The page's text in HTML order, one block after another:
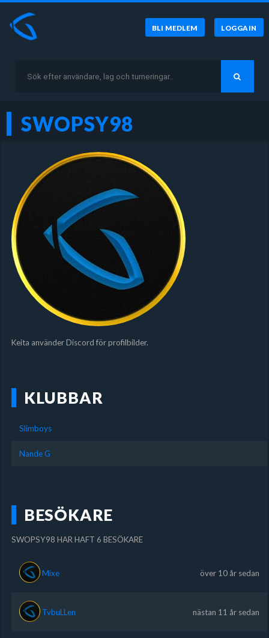
BLI MEDLEM LOGGA IN
SWOPSY98
Keita använder Discord för profilbilder.
KLUBBAR
Slimboys
Nande G
BESÖKARE
SWOPSY98 HAR HAFT 6 BESÖKARE
Mixe över 10 år sedan
TvbuLLen nästan 11 år sedan